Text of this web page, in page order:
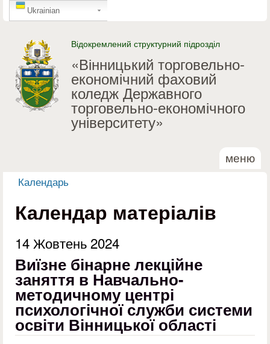
Перейти до основного
GTranslate
Ukrainian
Відокремлений структурний підрозділ
«Вінницький торговельно-
економічний фаховий
коледж Державного
торговельно-економічного
університету»
меню
Ви є тут
Календарь
Календар матеріалів
14 Жовтень 2024
Виїзне бінарне лекційне
заняття в Навчально-
методичному центрі
психологічної служби системи
освіти Вінницької області